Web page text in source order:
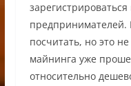
зарегистрироваться
предпринимателей.
посчитать, но это
майнинга уже
относительно